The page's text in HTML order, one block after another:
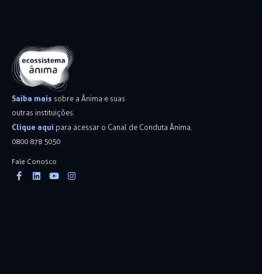
Saiba mais sobre a Ânima e suas
outras instituições.
Clique aqui para acessar o Canal de Conduta Ânima.
0800 878 5050
Fale Conosco
Facebook-
f
Linkedin
YoutubeInstagram